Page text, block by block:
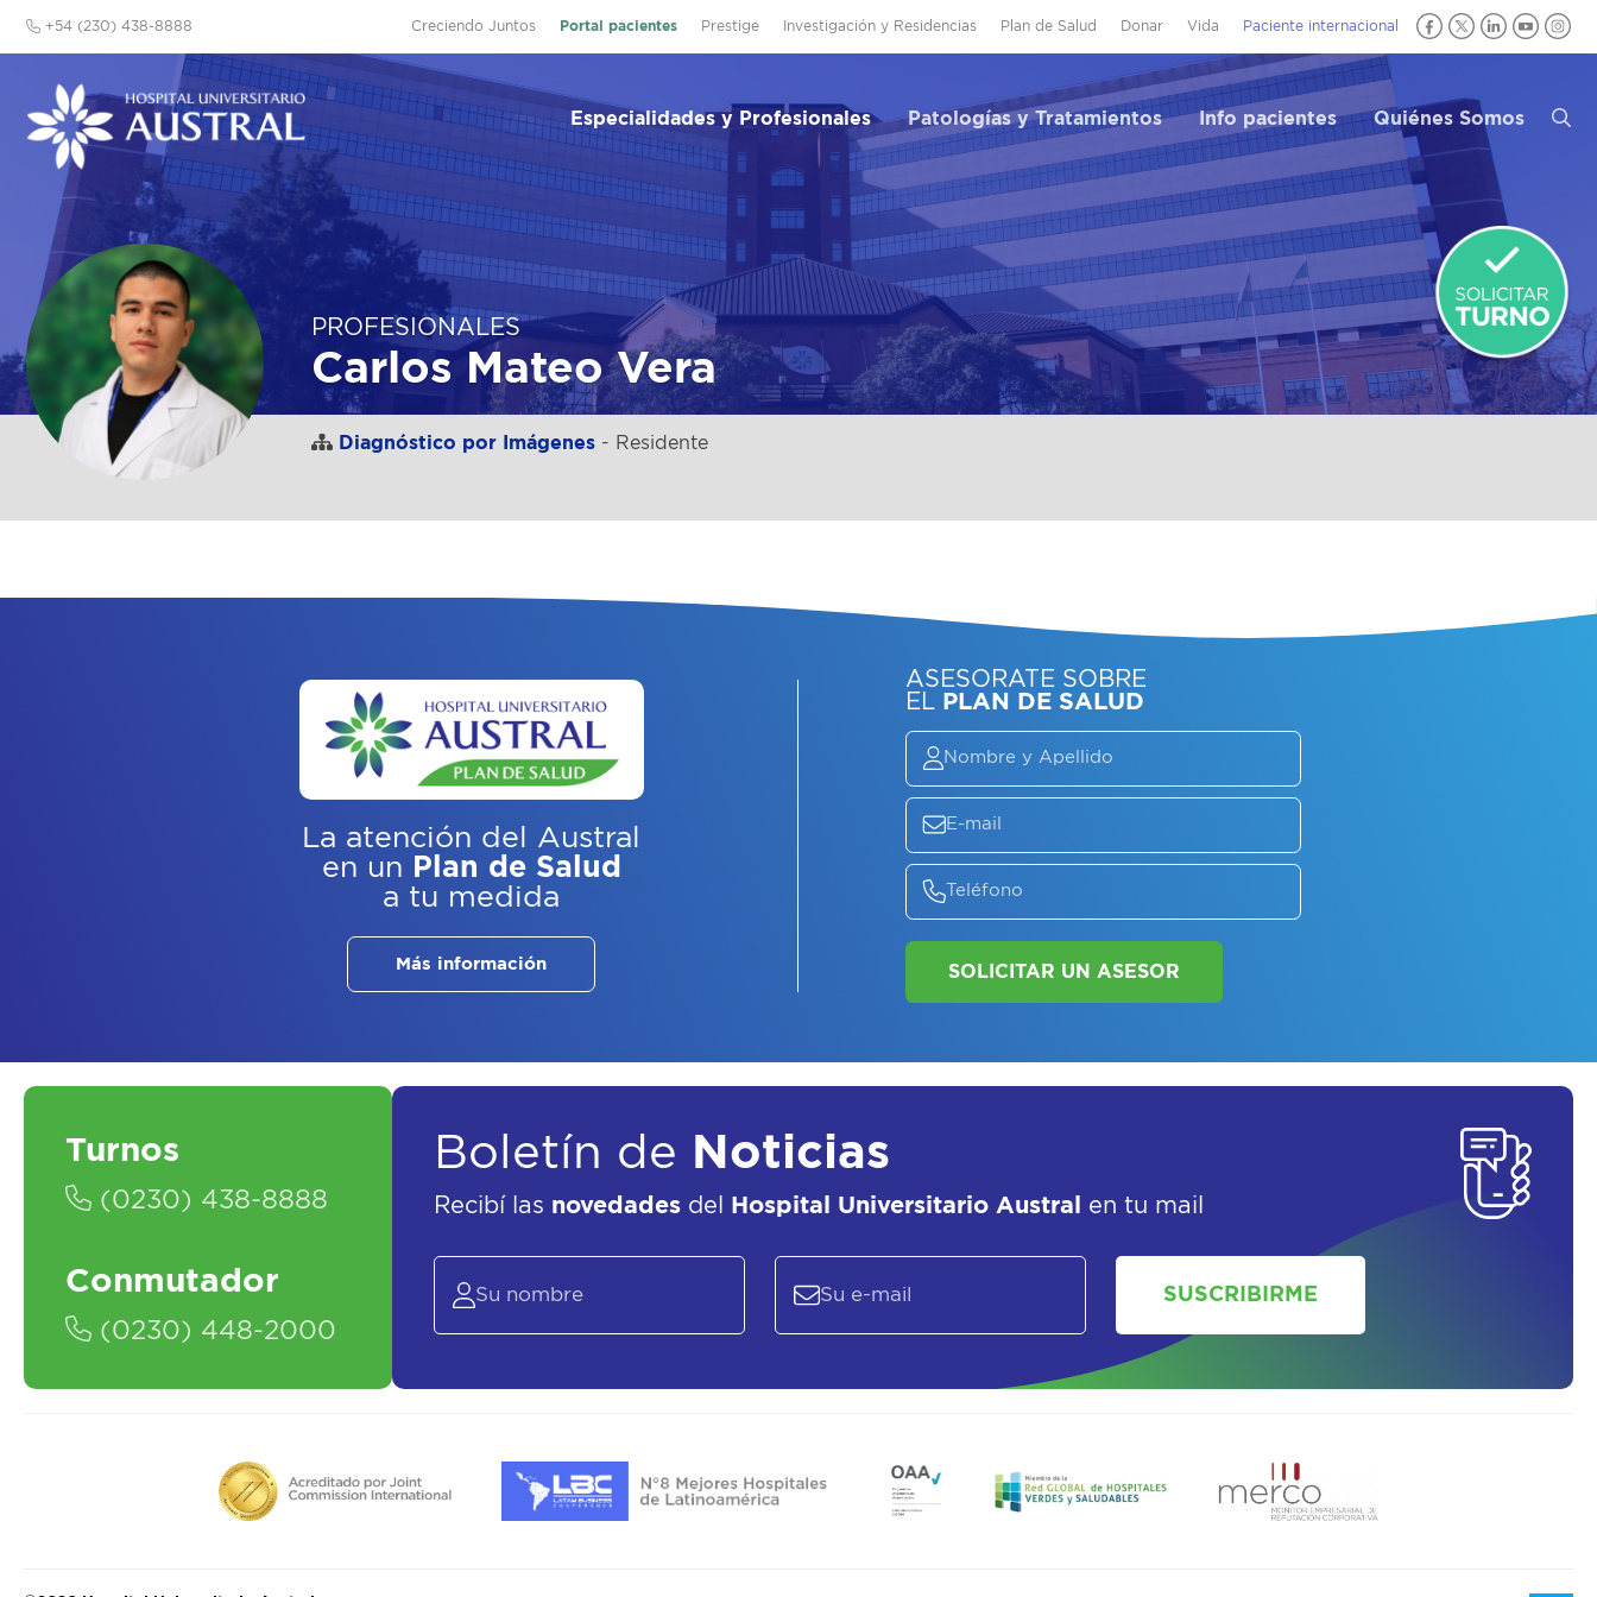
Creciendo Juntos Portal pacientes Prestige Investigación y Residencias Plan de Salud Donar Vida Paciente internacional
+54 (230) 438-8888
Especialidades y Profesionales Patologías y Tratamientos Info pacientes Quiénes Somos
PROFESIONALES
Carlos Mateo Vera
Diagnóstico por Imágenes - Residente
La atención del Austral
en un Plan de Salud
a tu medida
Más información
ASESORATE SOBRE
ELPLAN DE SALUD
Turnos
(0230) 438-8888
Conmutador
(0230) 448-2000
Boletín de Noticias
Recibí las novedades del Hospital Universitario Austral en tu mail
SUSCRIBIRME